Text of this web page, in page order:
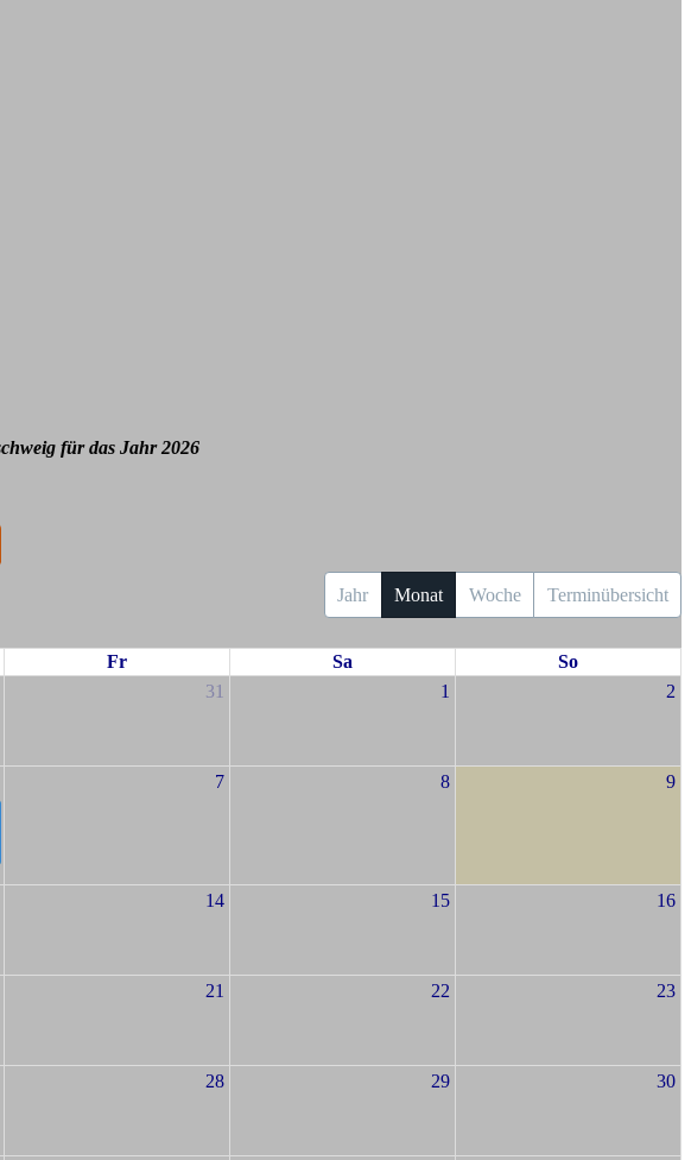
für das Jahr 2026
Jahr Monat Woche Terminübersicht
Fr Sa
So
31 1 2
7 8 9
14 15 16
21 22 23
28 29 30